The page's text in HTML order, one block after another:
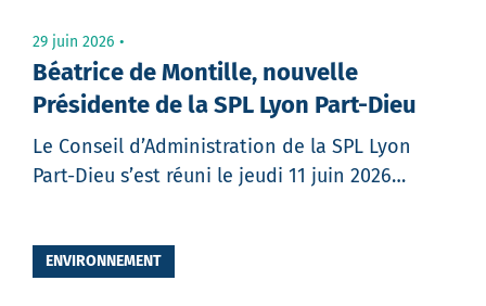
29 juin 2026
Béatrice de Montille, nouvelle
Présidente de la SPL Lyon Part-Dieu
Le Conseil d’Administration de la SPL Lyon
Part-Dieu s’est réuni le jeudi 11 juin 2026…
ENVIRONNEMENT